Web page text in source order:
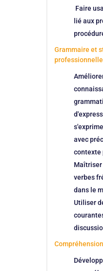
Faire
lié aux
Grammaire et
avec
contexte
Maîtriser
verbes
dans le
Utiliser